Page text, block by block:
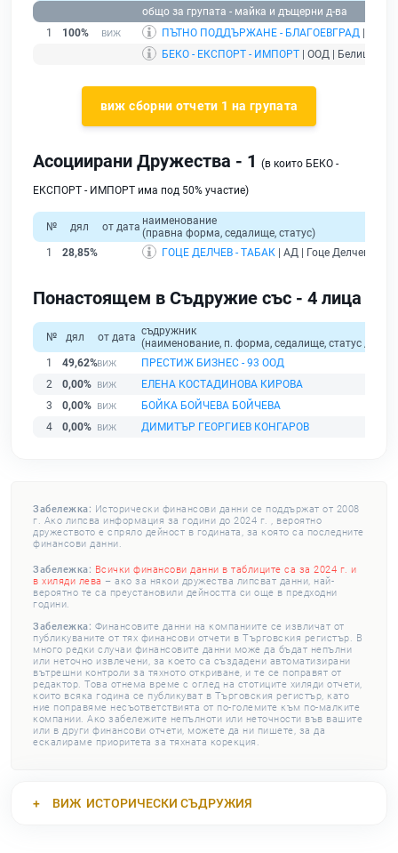
общо за групата - майка и дъщерни д-ва
1
100% ПЪТНО ПОДДЪРЖАНЕ - БЛАГОЕВГРАД
БЕКО - ЕКСПОРТ - ИМПОРТ | ООД | Белица |
виж сборни отчети 1 на групата
Асоциирани Дружества - 1 (в които БЕКО -
ЕКСПОРТ - ИМПОРТ има под 50% участие)
№ дял от дата наименование
(правна форма, седалище, статус)
1
28,85% ГОЦЕ ДЕЛЧЕВ - ТАБАК | АД | Гоце Делчев |
Понастоящем в Съдружие със - 4 лица
№ дял от дата съдружник
(наименование, п. форма, седалище, статус /
1
49,62%
ПРЕСТИЖ БИЗНЕС - 93 ООД
2
0,00%
ЕЛЕНА КОСТАДИНОВА КИРОВА
3
0,00%
БОЙКА БОЙЧЕВА БОЙЧЕВА
4
0,00% ДИМИТЪР ГЕОРГИЕВ КОНГАРОВ
Забележка: Исторически финансови данни се поддържат от 2008
г. Ако липсва информация за години до 2024 г. , вероятно
дружеството е спряло дейност в годината, за която са последните
финансови данни.
Забележка: Всички финансови данни в таблиците са за 2024 г. и
в хиляди лева – ако за някои дружества липсват данни, най-
вероятно те са преустановили дейността си още в предходни
години.
Забележка: Финансовите данни на компаниите се извличат от
публикуваните от тях финансови отчети в Търговския регистър. В
много редки случаи финансовите данни може да бъдат непълни
или неточно извлечени, за което са създадени автоматизирани
вътрешни контроли за тяхното откриване, и те се поправят от
редактор. Това отнема време с оглед на стотиците хиляди отчети,
които всяка година се публикуват в Търговския регистър, като
ние поправяме несъответствията от по-големите към по-малките
компании. Ако забележите непълноти или неточности във вашите
или в други финансови отчети, можете да ни пишете, за да
ескалираме приоритета за тяхната корекция.
ВИЖ ИСТОРИЧЕСКИ СЪДРУЖИЯ